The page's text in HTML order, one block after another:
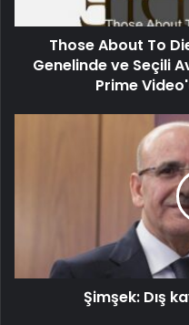
Those About To
Genelinde ve Seçili
Prime
Şimşek: Dış